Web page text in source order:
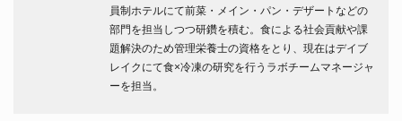
員制ホテルにて前菜・メイン・パン・デザートなどの
部門を担当しつつ研鑽を積む。食による社会貢献や課
題解決のため管理栄養士の資格をとり、現在はデイブ
レイクにて食×冷凍の研究を行うラボチームマネージャ
ーを担当。